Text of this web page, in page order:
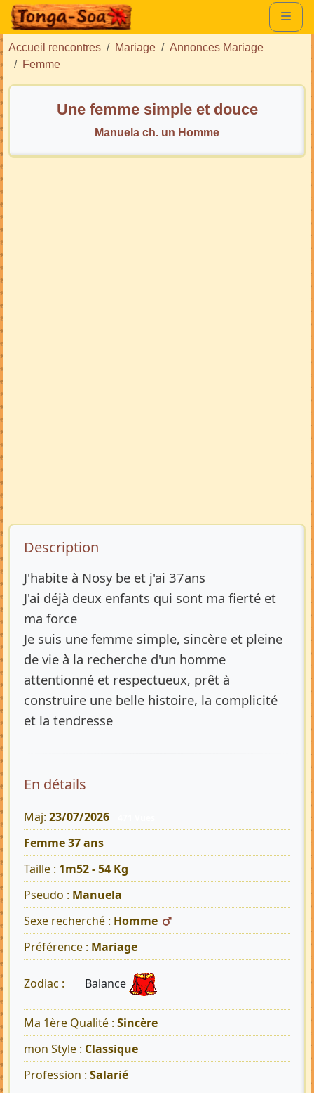
Accueil rencontres Mariage
Annonces Mariage
Femme
Une femme simple et douce
Manuela ch. un Homme
Description de l’annonce
Description
J'habite à Nosy be et j'ai 37ans
J'ai déjà deux enfants qui sont ma fierté et
ma force
Je suis une femme simple, sincère et pleine
de vie à la recherche d'un homme
attentionné et respectueux, prêt à
construire une belle histoire, la complicité
et la tendresse
En détails
Maj: 23/07/2026
Femme 37 ans
Taille : 1m52 - 54 Kg
Pseudo : Manuela
Sexe recherché : Homme
Préférence : Mariage
Zodiac : Balance
Ma 1ère Qualité : Sincère
mon Style : Classique
Profession : Salarié